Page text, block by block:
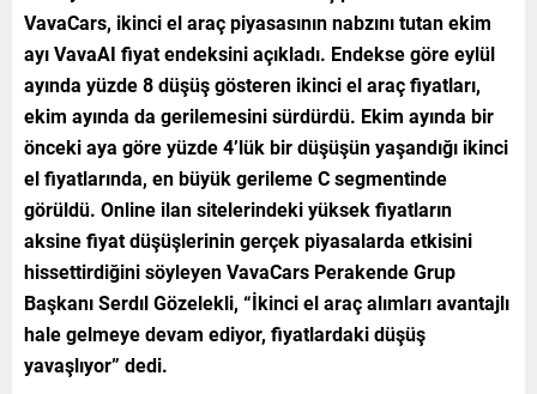
VavaCars, ikinci el araç piyasasının nabzını tutan ekim
ayı VavaAI fiyat endeksini açıkladı. Endekse göre eylül
ayında yüzde 8 düşüş gösteren ikinci el araç fiyatları,
ekim ayında da gerilemesini sürdürdü. Ekim ayında bir
önceki aya göre yüzde 4’lük bir düşüşün yaşandığı ikinci
el fiyatlarında, en büyük gerileme C segmentinde
görüldü. Online ilan sitelerindeki yüksek fiyatların
aksine fiyat düşüşlerinin gerçek piyasalarda etkisini
hissettirdiğini söyleyen VavaCars Perakende Grup
Başkanı Serdıl Gözelekli, “İkinci el araç alımları avantajlı
hale gelmeye devam ediyor, fiyatlardaki düşüş
yavaşlıyor” dedi.